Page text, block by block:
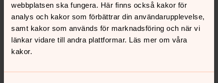
webbplatsen ska fungera. Här finns också kakor för
analys och kakor som förbättrar din användarupplevelse,
samt kakor som används för marknadsföring och när vi
länkar vidare till andra plattformar. Läs mer om våra
kakor.
Mer om Sara Parkman
Diakon